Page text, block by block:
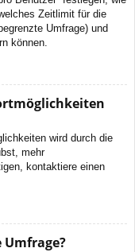
Zeitlimit für die
Umfrage) und
können.
wird durch die
mehr
kontaktiere einen
Umfrage?